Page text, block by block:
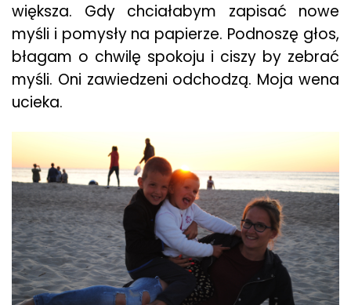
większa. Gdy chciałabym zapisać nowe
myśli i pomysły na papierze. Podnoszę głos,
błagam o chwilę spokoju i ciszy by zebrać
myśli. Oni zawiedzeni odchodzą. Moja wena
ucieka.